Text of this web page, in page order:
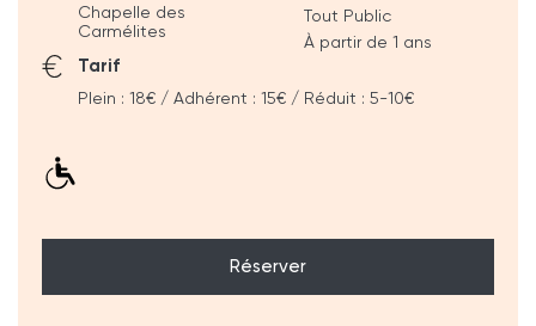
Chapelle des
Carmélites
Tout Public
À partir de 1 ans
Tarif
Plein : 18€ / Adhérent : 15€ / Réduit : 5-10€
Réserver